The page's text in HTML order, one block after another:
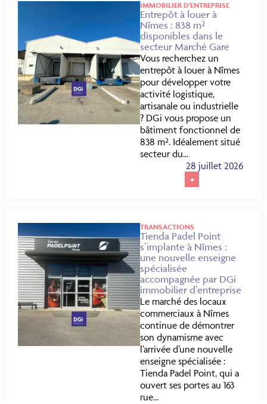
IMMOBILIER D’ENTREPRISE
Entrepôt à louer à
Nîmes : 838 m²
disponibles dans le
secteur Marché Gare
Vous recherchez un
entrepôt à louer à Nîmes
pour développer votre
activité logistique,
artisanale ou industrielle
? DGi vous propose un
bâtiment fonctionnel de
838 m². Idéalement situé
secteur du...
28 juillet 2026
+
TRANSACTIONS
Tienda Padel Point
s’implante à Nîmes :
une nouvelle enseigne
spécialisée
accompagnée par DGi
immobilier d’entreprise
Le marché des locaux
commerciaux à Nîmes
continue de démontrer
son dynamisme avec
l’arrivée d’une nouvelle
enseigne spécialisée :
Tienda Padel Point, qui a
ouvert ses portes au 163
rue...